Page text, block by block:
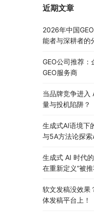
近期文章
2026年中国
能者与深耕者的
GEO公司推荐
GEO服务商
当品牌竞争进入
量与投机陷阱？
生成式AI语境下
与5A方法论探索
生成式 AI 时代
在重新定义“被推
软文发稿没效果
体发稿平台上！